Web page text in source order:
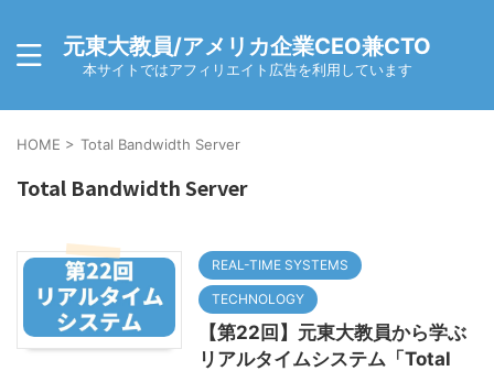
元東大教員/アメリカ企業CEO兼CTO
本サイトではアフィリエイト広告を利用しています
HOME > Total Bandwidth Server
Total Bandwidth Server
REAL-TIME SYSTEMS
TECHNOLOGY
【第22回】元東大教員から学ぶ
リアルタイムシステム「Total